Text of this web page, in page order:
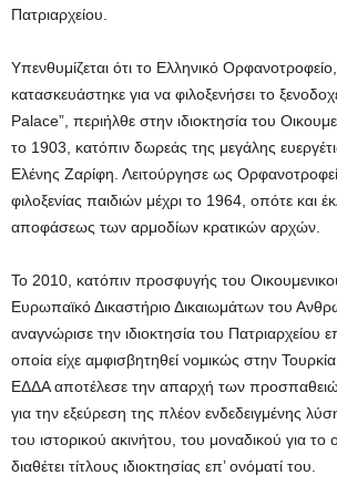
Πατριαρχείου.
Υπενθυμίζεται ότι το Ελληνικό
κατασκευάστηκε για να φιλοξενήσει το
Palace”, περιήλθε στην ιδιοκτησία του
το 1903, κατόπιν δωρεάς της μεγάλης
Ελένης Ζαρίφη. Λειτούργησε ως
φιλοξενίας παιδιών μέχρι το 1964, οπότε και
αποφάσεως των αρμοδίων κρατικών αρχών.
Το 2010, κατόπιν προσφυγής του
Ευρωπαϊκό Δικαστήριο Δικαιωμάτων του
αναγνώρισε την ιδιοκτησία του Πατριαρχείου
οποία είχε αμφισβητηθεί νομικώς στην
ΕΔΔΑ αποτέλεσε την απαρχή των
για την εξεύρεση της πλέον ενδεδειγμένης
του ιστορικού ακινήτου, του μοναδικού για το
διαθέτει τίτλους ιδιοκτησίας επ’ ονόματί του.